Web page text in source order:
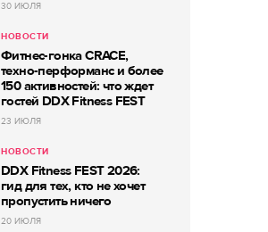
30 ИЮЛЯ
НОВОСТИ
Фитнес-гонка CRACE,
техно-перформанс и более
150 активностей: что ждет
гостей DDX Fitness FEST
23 ИЮЛЯ
НОВОСТИ
DDX Fitness FEST 2026:
гид для тех, кто не хочет
пропустить ничего
20 ИЮЛЯ